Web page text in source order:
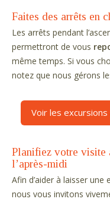
Faites des arrêts en
Les arrêts pendant
permettront de vous
même temps. Si vous
notez que nous gérons
Voir les
Planifiez votre visite
l’après-midi
Afin d’aider à laisser
nous vous invitons